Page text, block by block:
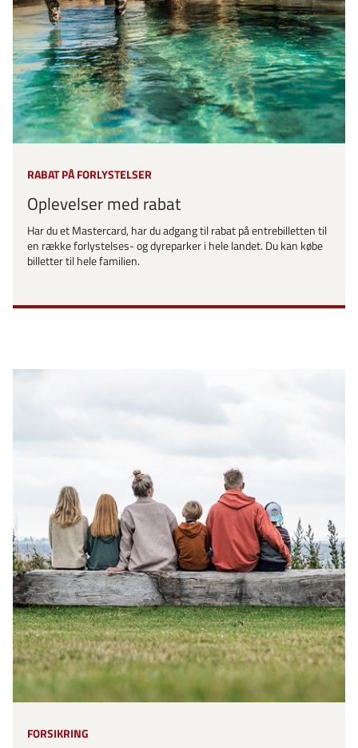
RABAT PÅ FORLYSTELSER
Oplevelser med rabat
Har du et Mastercard, har du adgang til rabat på entrebilletten til
en række forlystelses- og dyreparker i hele landet. Du kan købe
billetter til hele familien.
FORSIKRING